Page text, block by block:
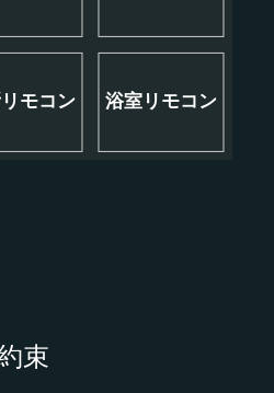
モコン 浴室リモコン
束